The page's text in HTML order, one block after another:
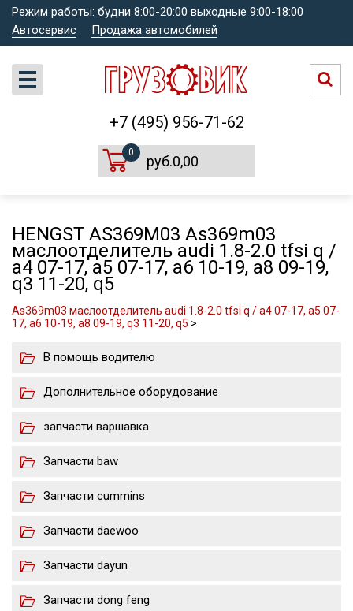
Режим работы: будни 8:00-20:00 выходные 9:00-18:00
Автосервис
Продажа автомобилей
+7 (495) 956-71-62
0
руб.0,00
HENGST AS369M03 As369m03
маслоотделитель audi 1.8-2.0 tfsi q /
a4 07-17, a5 07-17, a6 10-19, a8 09-19,
q3 11-20, q5
As369m03 маслоотделитель audi 1.8-2.0 tfsi q / a4 07-17, a5 07-
17, a6 10-19, a8 09-19, q3 11-20, q5 >
В помощь водителю
Дополнительное оборудование
запчасти варшавка
Запчасти baw
Запчасти cummins
Запчасти daewoo
Запчасти dayun
Запчасти dong feng